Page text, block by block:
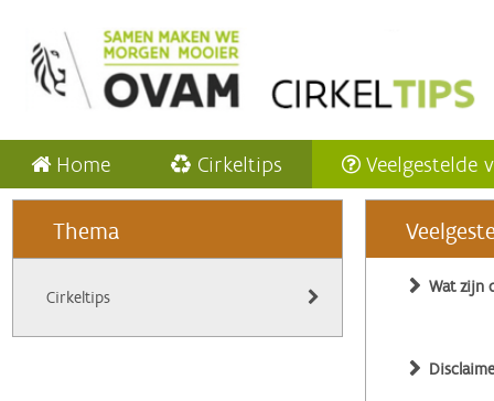
Home Cirkeltips Veelgestelde
Thema
Cirkeltips
Wat zijn